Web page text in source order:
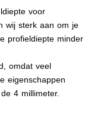
voor
wij sterk aan om je
profieldiepte minder
omdat veel
eigenschappen
4 millimeter.